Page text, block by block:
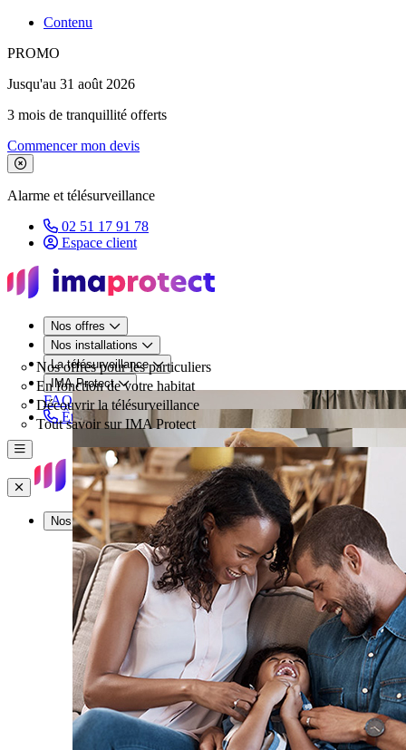
Contenu
PROMO
Jusqu'au 31 août 2026
3 mois de tranquillité offerts
Commencer mon devis
Fermer le bandeau de promotion
Alarme et télésurveillance
02 51 17 91 78
Espace client
Nos offres
Nos offres pour les particuliers
Nos installations
En fonction de votre habitat
La télésurveillance
Découvrir la télésurveillance
IMA Protect
Tout savoir sur IMA Protect
FAQ
Être rappelé
Menu
Fermer
Nos offres